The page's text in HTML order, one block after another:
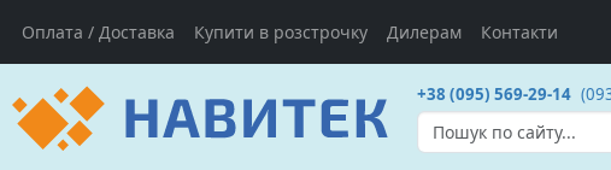
Оплата / Доставка Купити в розстрочку Дилерам Контакти
+38 (095) 569-29-14